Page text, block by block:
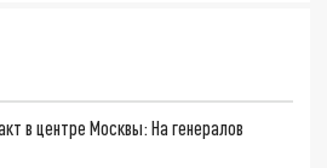
в центре Москвы: На генералов